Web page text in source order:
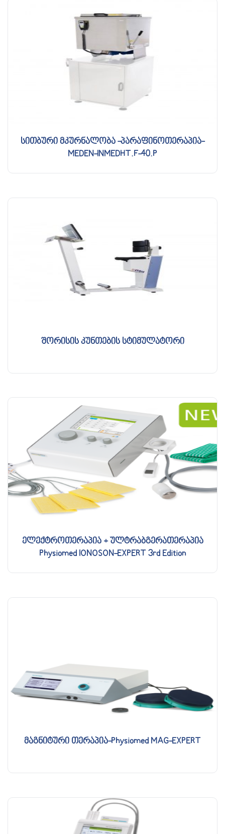
სითბური მკურნალობა -პარაფინოთერაპია-
MEDEN-INMEDHT.F-40.P
შორისის კუნთების სტიმულატორი
ელექტროთერაპია + ულტრაბგერათერაპია
Physiomed IONOSON-EXPERT 3rd Edition
მაგნიტური თერაპია-Physiomed MAG-EXPERT